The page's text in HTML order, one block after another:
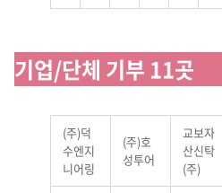
기업/단체 기부 11곳
(주)덕
수엔지
니어링
(주)호
성투어
교보자
산신탁
(주)